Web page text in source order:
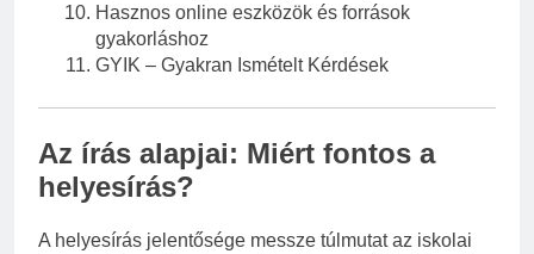
Hasznos online eszközök és források
gyakorláshoz
GYIK – Gyakran Ismételt Kérdések
Az írás alapjai: Miért fontos a
helyesírás?
A helyesírás jelentősége messze túlmutat az iskolai